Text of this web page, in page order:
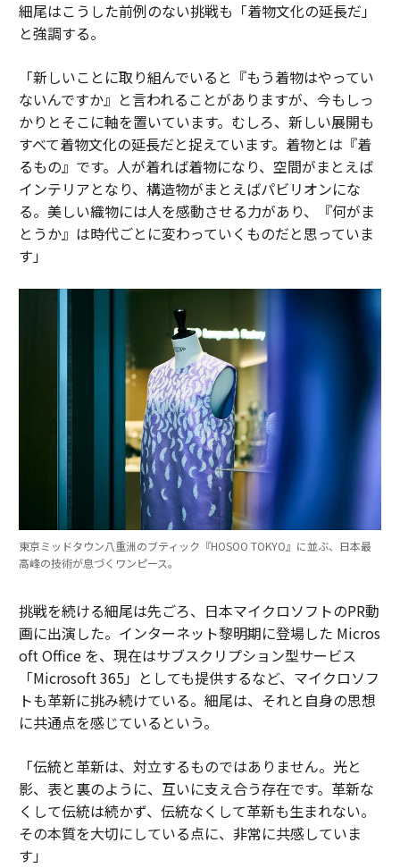
細尾はこうした前例のない挑戦も「着物文化の延長だ」
と強調する。
「新しいことに取り組んでいると『もう着物はやってい
ないんですか』と言われることがありますが、今もしっ
かりとそこに軸を置いています。むしろ、新しい展開も
すべて着物文化の延長だと捉えています。着物とは『着
るもの』です。人が着れば着物になり、空間がまとえば
インテリアとなり、構造物がまとえばパビリオンにな
る。美しい織物には人を感動させる力があり、『何がま
とうか』は時代ごとに変わっていくものだと思っていま
す」
東京ミッドタウン八重洲のブティック『HOSOO TOKYO』に並ぶ、日本最
高峰の技術が息づくワンピース。
挑戦を続ける細尾は先ごろ、日本マイクロソフトのPR動
画に出演した。インターネット黎明期に登場した Micros
oft Office を、現在はサブスクリプション型サービス
「Microsoft 365」としても提供するなど、マイクロソフ
トも革新に挑み続けている。細尾は、それと自身の思想
に共通点を感じているという。
「伝統と革新は、対立するものではありません。光と
影、表と裏のように、互いに支え合う存在です。革新な
くして伝統は続かず、伝統なくして革新も生まれない。
その本質を大切にしている点に、非常に共感していま
す」